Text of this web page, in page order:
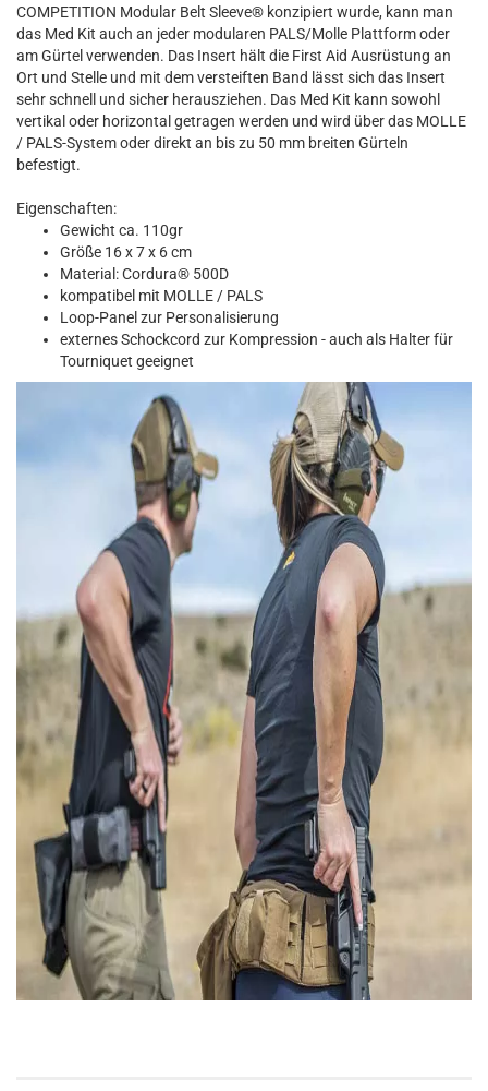
COMPETITION Modular Belt Sleeve® konzipiert wurde, kann man
das Med Kit auch an jeder modularen PALS/Molle Plattform oder
am Gürtel verwenden. Das Insert hält die First Aid Ausrüstung an
Ort und Stelle und mit dem versteiften Band lässt sich das Insert
sehr schnell und sicher herausziehen. Das Med Kit kann sowohl
vertikal oder horizontal getragen werden und wird über das MOLLE
/ PALS-System oder direkt an bis zu 50 mm breiten Gürteln
befestigt.
Eigenschaften:
Gewicht ca. 110gr
Größe 16 x 7 x 6 cm
Material: Cordura® 500D
kompatibel mit MOLLE / PALS
Loop-Panel zur Personalisierung
externes Schockcord zur Kompression - auch als Halter für
Tourniquet geeignet